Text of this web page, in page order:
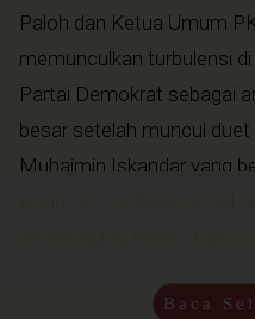
Paloh dan Ketua Umum
memunculkan turbulensi
Partai Demokrat sebagai
besar setelah muncul
Muhaimin Iskandar yang
Baca